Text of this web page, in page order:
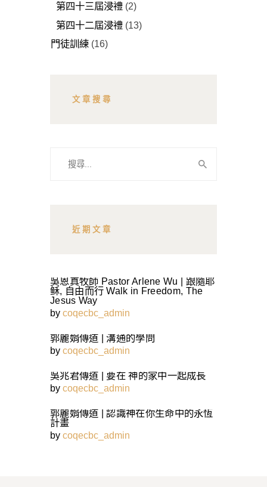
第四十三屆浸禮 (2)
第四十二屆浸禮 (13)
門徒訓練 (16)
文章搜尋
近期文章
吳恩真牧師 Pastor Arlene Wu | 跟隨耶
稣, 自由而行 Walk in Freedom, The
Jesus Way
by coqecbc_admin
郭麗娟傳道 | 溝通的學問
by coqecbc_admin
吳兆君傳道 | 要在 神的家中一起成長
by coqecbc_admin
郭麗娟傳道 | 認識神在你生命中的永恆
計畫
by coqecbc_admin